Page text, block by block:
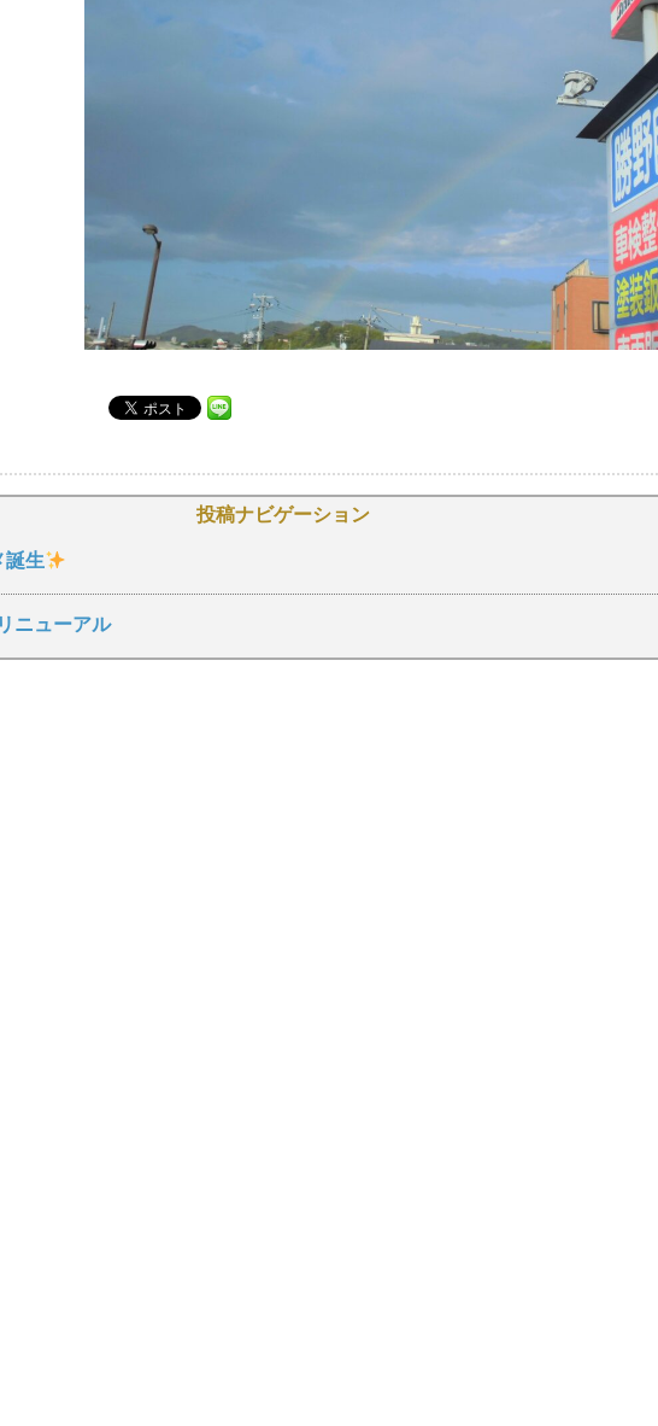
投稿ナビゲーション
誕生
ニューアル